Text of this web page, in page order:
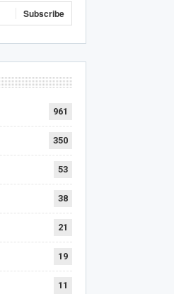
Subscribe
961
350
53
38
21
19
11